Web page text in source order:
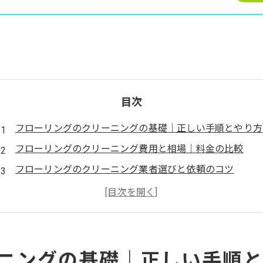
目次
フローリングのクリーニングの基礎｜正しい手順とやり方
フローリングのクリーニング費用と相場｜料金の比較
フローリングのクリーニング業者選びと依頼のコツ
フローリングクリーニングの最新傾向
会社概要